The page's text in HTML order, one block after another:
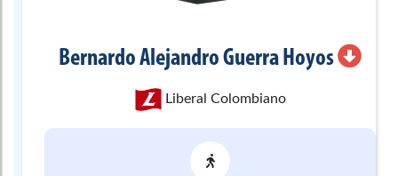
Bernardo AlejandroGuerra Hoyos
Liberal Colombiano